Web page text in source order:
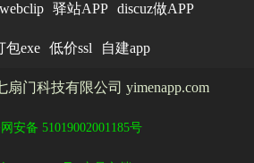
webclip 驿站APP discuz做APP
包exe 低价ssl 自建app
扇门科技有限公司 yimenapp.com
安备 51019002001185号